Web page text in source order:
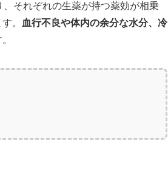
それぞれの生薬が持つ薬効が相乗
。 血行不良や体内の余分な水分、冷